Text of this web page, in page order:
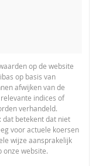
op de website
op basis van
afwijken van de
indices of
verhandeld.
dat betekent dat niet
voor actuele koersen
wijze aansprakelijk
website.